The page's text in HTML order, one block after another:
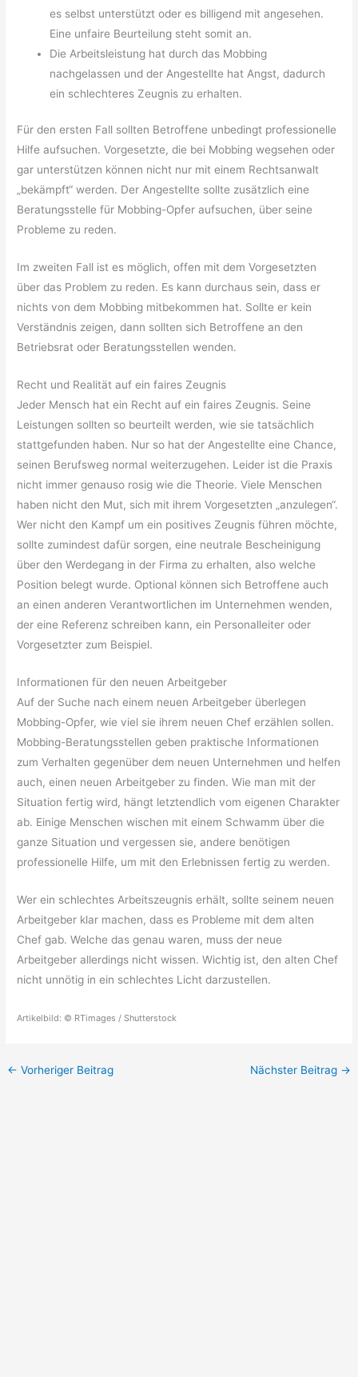
es selbst unterstützt oder es billigend mit angesehen.
Eine unfaire Beurteilung steht somit an.
Die Arbeitsleistung hat durch das Mobbing
nachgelassen und der Angestellte hat Angst, dadurch
ein schlechteres Zeugnis zu erhalten.
Für den ersten Fall sollten Betroffene unbedingt professionelle
Hilfe aufsuchen. Vorgesetzte, die bei Mobbing wegsehen oder
gar unterstützen können nicht nur mit einem Rechtsanwalt
„bekämpft“ werden. Der Angestellte sollte zusätzlich eine
Beratungsstelle für Mobbing-Opfer aufsuchen, über seine
Probleme zu reden.
Im zweiten Fall ist es möglich, offen mit dem Vorgesetzten
über das Problem zu reden. Es kann durchaus sein, dass er
nichts von dem Mobbing mitbekommen hat. Sollte er kein
Verständnis zeigen, dann sollten sich Betroffene an den
Betriebsrat oder Beratungsstellen wenden.
Recht und Realität auf ein faires Zeugnis
Jeder Mensch hat ein Recht auf ein faires Zeugnis. Seine
Leistungen sollten so beurteilt werden, wie sie tatsächlich
stattgefunden haben. Nur so hat der Angestellte eine Chance,
seinen Berufsweg normal weiterzugehen. Leider ist die Praxis
nicht immer genauso rosig wie die Theorie. Viele Menschen
haben nicht den Mut, sich mit ihrem Vorgesetzten „anzulegen“.
Wer nicht den Kampf um ein positives Zeugnis führen möchte,
sollte zumindest dafür sorgen, eine neutrale Bescheinigung
über den Werdegang in der Firma zu erhalten, also welche
Position belegt wurde. Optional können sich Betroffene auch
an einen anderen Verantwortlichen im Unternehmen wenden,
der eine Referenz schreiben kann, ein Personalleiter oder
Vorgesetzter zum Beispiel.
Informationen für den neuen Arbeitgeber
Auf der Suche nach einem neuen Arbeitgeber überlegen
Mobbing-Opfer, wie viel sie ihrem neuen Chef erzählen sollen.
Mobbing-Beratungsstellen geben praktische Informationen
zum Verhalten gegenüber dem neuen Unternehmen und helfen
auch, einen neuen Arbeitgeber zu finden. Wie man mit der
Situation fertig wird, hängt letztendlich vom eigenen Charakter
ab. Einige Menschen wischen mit einem Schwamm über die
ganze Situation und vergessen sie, andere benötigen
professionelle Hilfe, um mit den Erlebnissen fertig zu werden.
Wer ein schlechtes Arbeitszeugnis erhält, sollte seinem neuen
Arbeitgeber klar machen, dass es Probleme mit dem alten
Chef gab. Welche das genau waren, muss der neue
Arbeitgeber allerdings nicht wissen. Wichtig ist, den alten Chef
nicht unnötig in ein schlechtes Licht darzustellen.
Artikelbild: © RTimages / Shutterstock
← Vorheriger Beitrag Nächster Beitrag →